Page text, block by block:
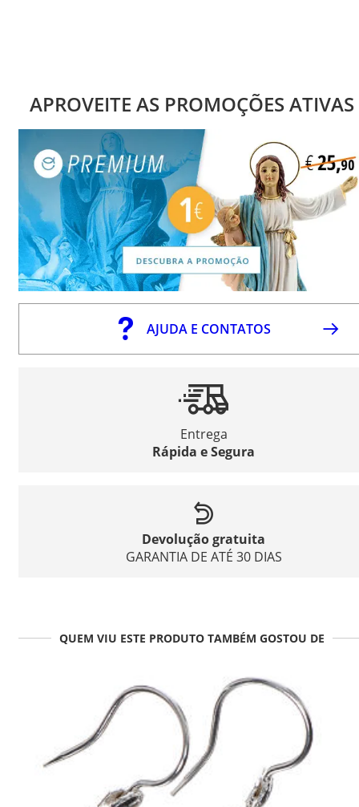
APROVEITE AS PROMOÇÕES ATIVAS
AJUDA E CONTATOS
Entrega
Rápida e Segura
Devolução gratuita
GARANTIA DE ATÉ 30 DIAS
QUEM VIU ESTE PRODUTO TAMBÉM GOSTOU DE